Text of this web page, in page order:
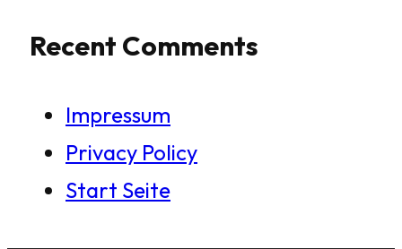
Recent Comments
Impressum
Privacy Policy
Start Seite